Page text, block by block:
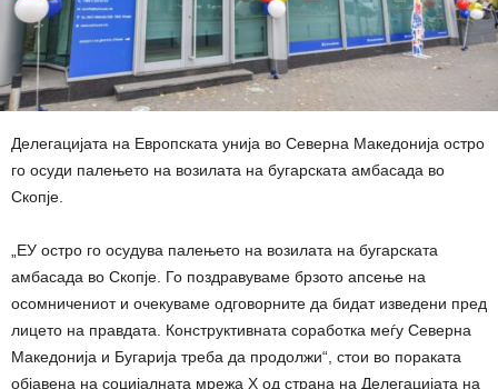
Делегацијата на Европската унија во Северна Македонија остро
го осуди палењето на возилата на бугарската амбасада во
Скопје.
„ЕУ остро го осудува палењето на возилата на бугарската
амбасада во Скопјe. Го поздравуваме брзото апсење на
осомничениот и очекуваме одговорните да бидат изведени пред
лицето на правдата. Конструктивната соработка меѓу Северна
Македонија и Бугарија треба да продолжи“, стои во пораката
објавена на социјалната мрежа X од страна на Делегацијата на